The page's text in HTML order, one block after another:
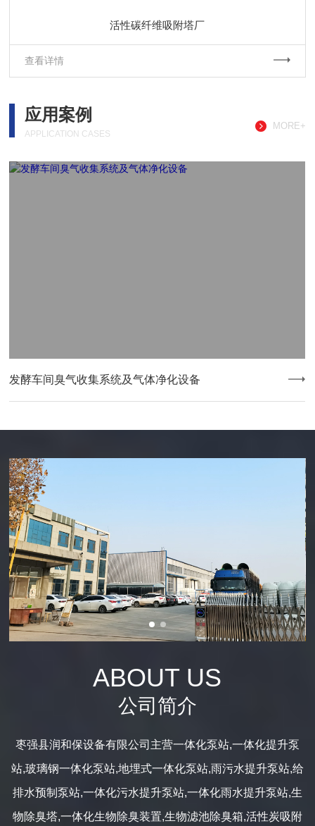
活性碳纤维吸附塔厂
查看详情
应用案例
APPLICATION CASES
MORE+
发酵车间臭气收集系统及气体净化设备
ABOUT US
公司简介
枣强县润和保设备有限公司主营一体化泵站,一体化提升泵
站,玻璃钢一体化泵站,地埋式一体化泵站,雨污水提升泵站,给
排水预制泵站,一体化污水提升泵站,一体化雨水提升泵站,生
物除臭塔,一体化生物除臭装置,生物滤池除臭箱,活性炭吸附